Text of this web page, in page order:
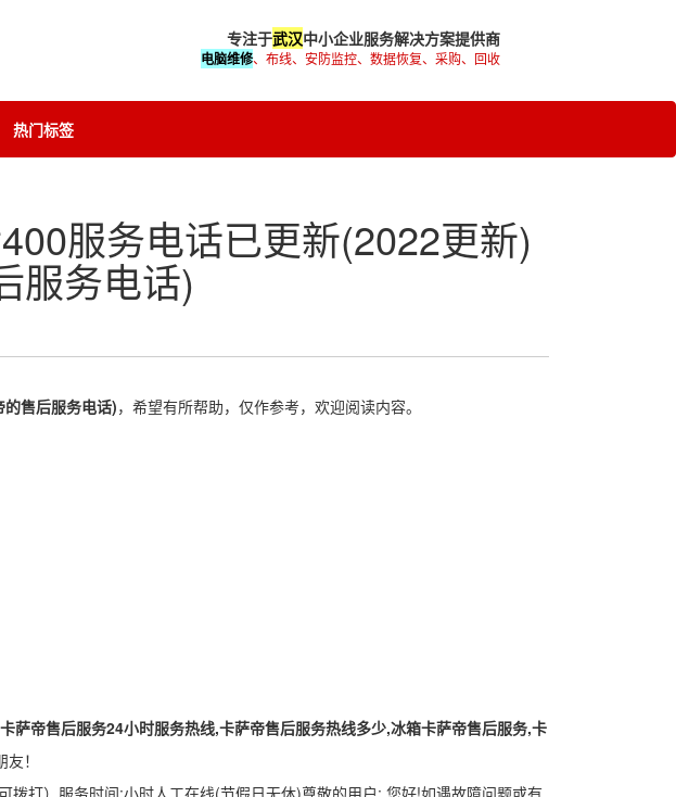
专注于武汉中小企业服务解决方案提供商
电脑维修、布线、安防监控、数据恢复、采购、回收
热门标签
服务电话已更新(2022更新)
服务电话)
售后服务电话)，希望有所帮助，仅作参考，欢迎阅读内容。
帝售后服务24小时服务热线,卡萨帝售后服务热线多少,冰箱卡萨帝售后服务,卡
！
打）服务时间:小时人工在线(节假日无休)尊敬的用户: 您好!如遇故障问题或有